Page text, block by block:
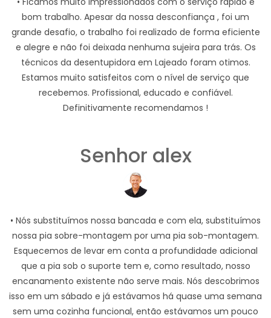
bom trabalho. Apesar da nossa desconfiança , foi um
grande desafio, o trabalho foi realizado de forma eficiente
e alegre e não foi deixada nenhuma sujeira para trás. Os
técnicos da desentupidora em Lajeado foram otimos.
Estamos muito satisfeitos com o nível de serviço que
recebemos. Profissional, educado e confiável.
Definitivamente recomendamos !
Senhor alex
• Nós substituímos nossa bancada e com ela, substituímos
nossa pia sobre-montagem por uma pia sob-montagem.
Esquecemos de levar em conta a profundidade adicional
que a pia sob o suporte tem e, como resultado, nosso
encanamento existente não serve mais. Nós descobrimos
isso em um sábado e já estávamos há quase uma semana
sem uma cozinha funcional, então estávamos um pouco